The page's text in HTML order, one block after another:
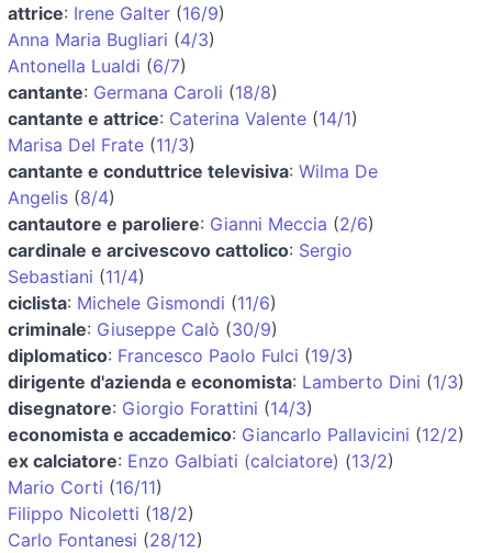
attrice: Irene Galter (16/9)
Anna Maria Bugliari (4/3)
Antonella Lualdi (6/7)
cantante: Germana Caroli (18/8)
cantante e attrice: Caterina Valente (14/1)
Marisa Del Frate (11/3)
cantante e conduttrice televisiva: Wilma De
Angelis (8/4)
cantautore e paroliere: Gianni Meccia (2/6)
cardinale e arcivescovo cattolico: Sergio
Sebastiani (11/4)
ciclista: Michele Gismondi (11/6)
criminale: Giuseppe Calò (30/9)
diplomatico: Francesco Paolo Fulci (19/3)
dirigente d'azienda e economista: Lamberto Dini (1/3)
disegnatore: Giorgio Forattini (14/3)
economista e accademico: Giancarlo Pallavicini (12/2)
ex calciatore: Enzo Galbiati (calciatore) (13/2)
Mario Corti (16/11)
Filippo Nicoletti (18/2)
Carlo Fontanesi (28/12)